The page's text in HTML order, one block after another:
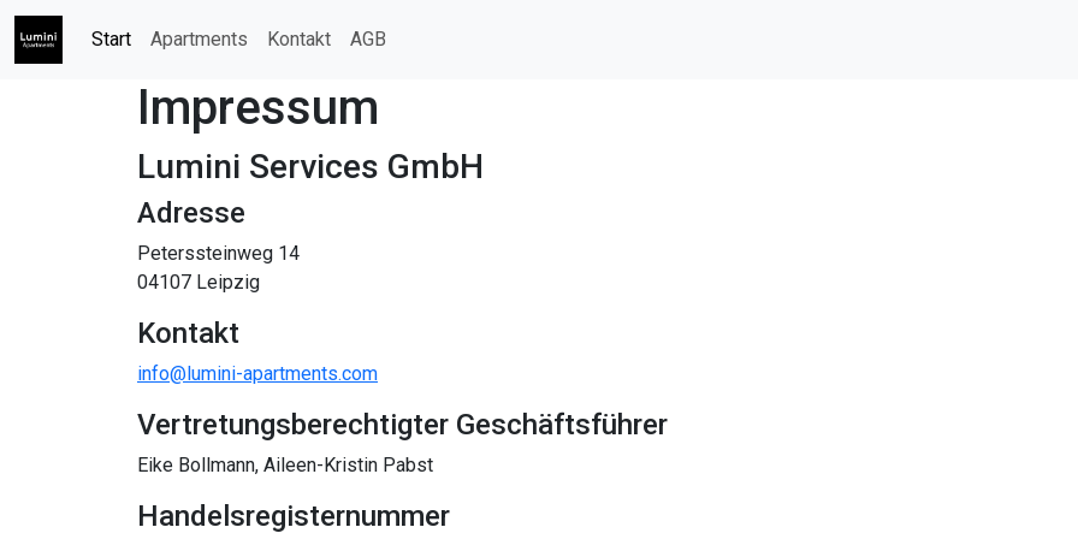
Start Apartments Kontakt AGB
Impressum
Lumini Services GmbH
Adresse
Peterssteinweg 14
04107 Leipzig
Kontakt
info@lumini-apartments.com
Vertretungsberechtigter Geschäftsführer
Eike Bollmann, Aileen-Kristin Pabst
Handelsregisternummer